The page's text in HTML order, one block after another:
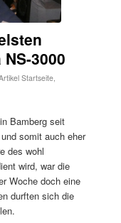
3000
Startseite,
Bamberg seit
somit auch eher
des wohl
wird, war die
Woche doch eine
durften sich die